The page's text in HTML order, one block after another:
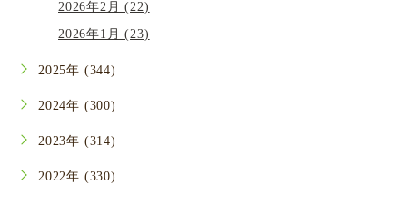
2026年2月 (22)
2026年1月 (23)
2025年 (344)
2024年 (300)
2023年 (314)
2022年 (330)